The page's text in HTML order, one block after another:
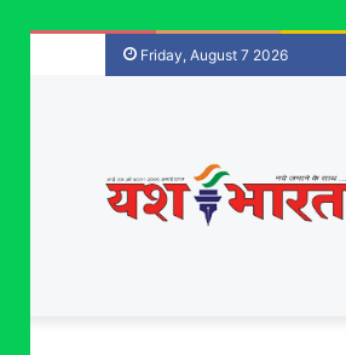
Friday, August 7 2026